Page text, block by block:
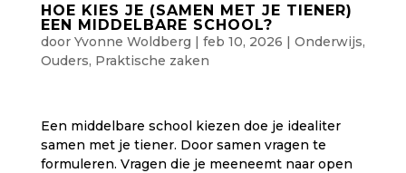
HOE KIES JE (SAMEN MET JE TIENER)
EEN MIDDELBARE SCHOOL?
door Yvonne Woldberg | feb 10, 2026 | Onderwijs,
Ouders, Praktische zaken
Een middelbare school kiezen doe je idealiter
samen met je tiener. Door samen vragen te
formuleren. Vragen die je meeneemt naar open